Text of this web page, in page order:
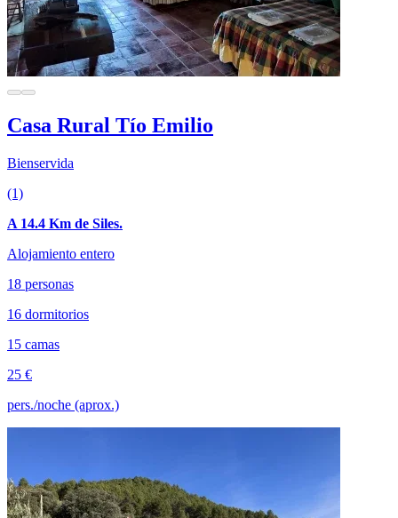
Casa Rural Tío Emilio
Bienservida
(1)
A 14.4 Km de Siles.
Alojamiento entero
18 personas
16 dormitorios
15 camas
25 €
pers./noche (aprox.)